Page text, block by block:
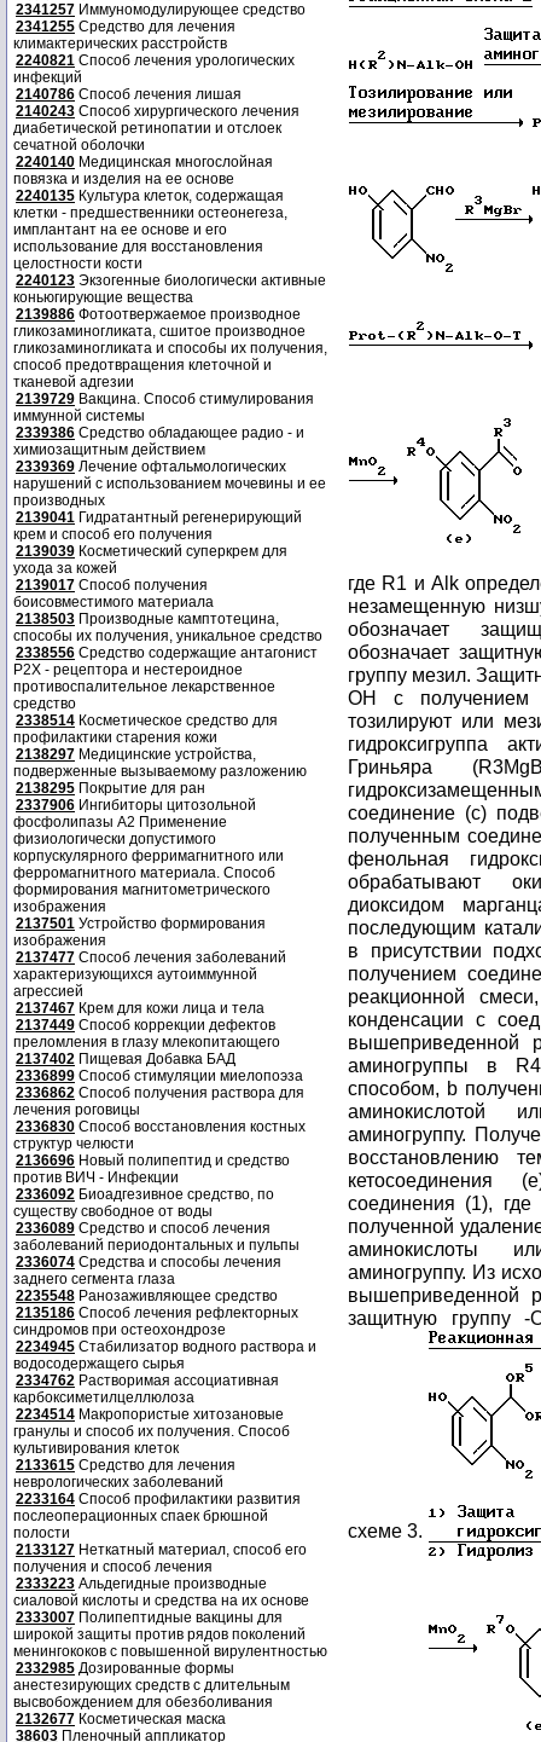
2341257 Иммуномодулирующее средство
2341255 Средство для лечения
климактерических расстройств
2240821 Способ лечения урологических
инфекций
2140786 Способ лечения лишая
2140243 Способ хирургического лечения
диабетической ретинопатии и отслоек
сечатной оболочки
2240140 Медицинская многослойная
повязка и изделия на ее основе
2240135 Культура клеток, содержащая
клетки - предшественники остеонегеза,
имплантант на ее основе и его
использование для восстановления
целостности кости
2240123 Экзогенные биологически активные
коньюгирующие вещества
2139886 Фотоотвержаемое производное
гликозаминогликата, сшитое производное
гликозаминогликата и способы их получения,
способ предотвращения клеточной и
тканевой адгезии
2139729 Вакцина. Способ стимулирования
иммунной системы
2339386 Средство обладающее радио - и
химиозащитным действием
2339369 Лечение офтальмологических
нарушений с использованием мочевины и ее
производных
2139041 Гидратантный регенерирующий
крем и способ его получения
2139039 Косметический суперкрем для
ухода за кожей
2139017 Способ получения
боисовместимого материала
2138503 Производные камптотецина,
способы их получения, уникальное средство
2338556 Средство содержащие антагонист
Р2Х - рецептора и нестероидное
противоспалительное лекарственное
средство
2338514 Косметическое средство для
профилактики старения кожи
2138297 Медицинские устройства,
подверженные вызываемому разложению
2138295 Покрытие для ран
2337906 Ингибиторы цитозольной
фосфолипазы А2 Применение
физиологически допустимого
корпускулярного ферримагнитного или
ферромагнитного материала. Способ
формирования магнитометрического
изображения
2137501 Устройство формирования
изображения
2137477 Способ лечения заболеваний
характеризующихся аутоиммунной
агрессией
2137467 Крем для кожи лица и тела
2137449 Способ коррекции дефектов
преломления в глазу млекопитающего
2137402 Пищевая Добавка БАД
2336899 Способ стимуляции миелопоэза
2336862 Способ получения раствора для
лечения роговицы
2336830 Способ восстановления костных
структур челюсти
2136696 Новый полипептид и средство
против ВИЧ - Инфекции
2336092 Биоадгезивное средство, по
существу свободное от воды
2336089 Средство и способ лечения
заболеваний периодонтальных и пульпы
2336074 Средства и способы лечения
заднего сегмента глаза
2235548 Ранозаживляющее средство
2135186 Способ лечения рефлекторных
синдромов при остеохондрозе
2234945 Стабилизатор водного раствора и
водосодержащего сырья
2334762 Растворимая ассоциативная
карбоксиметилцеллюлоза
2234514 Макропористые хитозановые
гранулы и способ их получения. Способ
культивирования клеток
2133615 Средство для лечения
неврологических заболеваний
2233164 Способ профилактики развития
послеоперационных спаек брюшной
полости
2133127 Неткатный материал, способ его
получения и способ лечения
2333223 Альдегидные производные
сиаловой кислоты и средства на их основе
2333007 Полипептидные вакцины для
широкой защиты против рядов поколений
менингококов с повышенной вирулентностью
2332985 Дозированные формы
анестезирующих средств с длительным
высвобождением для обезболивания
2132677 Косметическая маска
38603 Пленочный аппликатор
где R1 и Alk
незамещенную
обозначает
обозначает
группу мезил.
OH с получением
тозилируют или
гидроксигруппа
Гриньяра
соединение (с)
полученным
фенольная
обрабатывают
диоксидом
последующим
в присутствии
получением
реакционной
конденсации с
вышеприведенной
аминогруппы в
способом, b
аминокислотой
аминогруппу.
восстановлению
кетосоединения
соединения (1),
полученной
аминокислоты
аминогруппу. Из
вышеприведенной
защитную группу
схеме 3.